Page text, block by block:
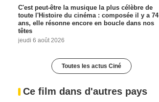
C'est peut-être la musique la plus célèbre de
toute l'Histoire du cinéma : composée il y a 74
ans, elle résonne encore en boucle dans nos
têtes
jeudi 6 août 2026
Toutes les actus Ciné
Ce film dans d'autres pays